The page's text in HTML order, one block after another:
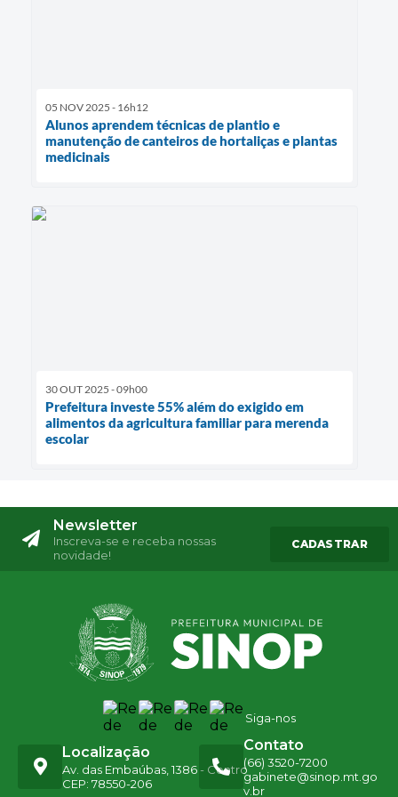
05 NOV 2025 - 16h12
Alunos aprendem técnicas de plantio e
manutenção de canteiros de hortaliças e plantas
medicinais
30 OUT 2025 - 09h00
Prefeitura investe 55% além do exigido em
alimentos da agricultura familiar para merenda
escolar
Newsletter
Inscreva-se e receba nossas
novidade!
CADASTRAR
Siga-nos
Localização
Av. das Embaúbas, 1386 - Centro
CEP: 78550-206
Contato
(66) 3520-7200
gabinete@sinop.mt.go
v.br